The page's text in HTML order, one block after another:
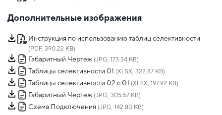
Дополнительные изображения
Инструкция по использованию таблиц селективности
(PDF, 390.22 KB)
Габаритный Чертеж (JPG, 173.34 KB)
Таблицы селективности 01 (XLSX, 322.87 KB)
Таблицы селективности 02 с 01 (XLSX, 197.92 KB)
Габаритный Чертеж (JPG, 305.57 KB)
Схема Подключения (JPG, 142.80 KB)